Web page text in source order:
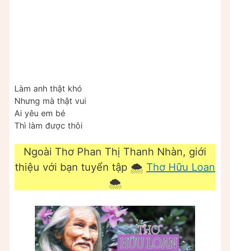
Làm anh thật khó
Nhưng mà thật vui
Ai yêu em bé
Thì làm được thôi
Ngoài Thơ Phan Thị Thanh Nhàn, giới
thiệu với bạn tuyển tập 🌨 Thơ Hữu Loan
🌨